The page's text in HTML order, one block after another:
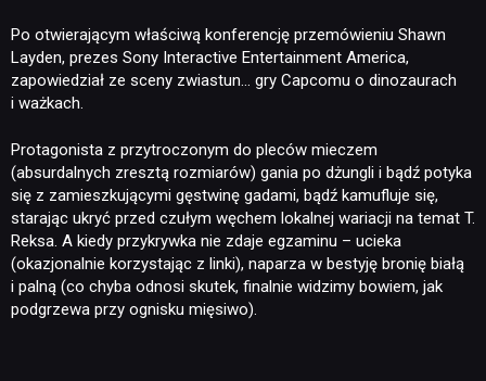
Po otwierającym właściwą konferencję przemówieniu Shawn
Layden, prezes Sony Interactive Entertainment America,
zapowiedział ze sceny zwiastun… gry Capcomu o dinozaurach
i ważkach.
Protagonista z przytroczonym do pleców mieczem
(absurdalnych zresztą rozmiarów) gania po dżungli i bądź potyka
się z zamieszkującymi gęstwinę gadami, bądź kamufluje się,
starając ukryć przed czułym węchem lokalnej wariacji na temat T.
Reksa. A kiedy przykrywka nie zdaje egzaminu – ucieka
(okazjonalnie korzystając z linki), naparza w bestyję bronię białą
i palną (co chyba odnosi skutek, finalnie widzimy bowiem, jak
podgrzewa przy ognisku mięsiwo).